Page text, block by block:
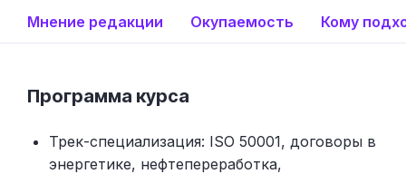
Мнение редакции Окупаемость Кому
Программа курса
Трек-специализация: ISO 50001, договоры в
энергетике, нефтепереработка,